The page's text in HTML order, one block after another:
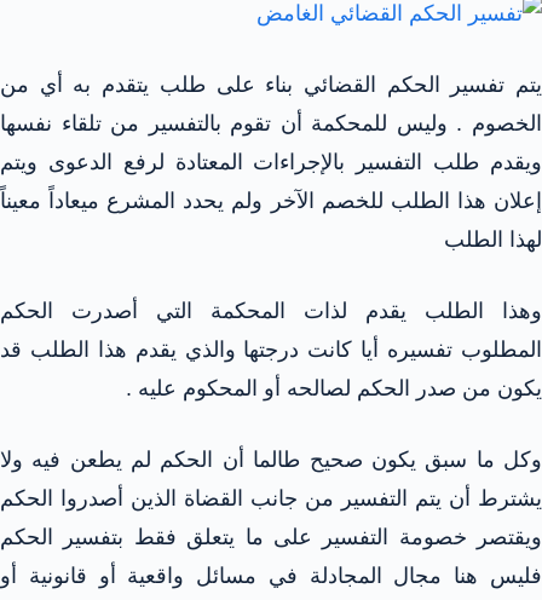
يتم تفسير الحكم القضائي بناء على طلب يتقدم به أي من
الخصوم . وليس للمحكمة أن تقوم بالتفسير من تلقاء نفسها
ويقدم طلب التفسير بالإجراءات المعتادة لرفع الدعوى ويتم
إعلان هذا الطلب للخصم الآخر ولم يحدد المشرع ميعاداً معيناً
لهذا الطلب
وهذا الطلب يقدم لذات المحكمة التي أصدرت الحكم
المطلوب تفسيره أيا كانت درجتها والذي يقدم هذا الطلب قد
يكون من صدر الحكم لصالحه أو المحكوم عليه .
وكل ما سبق يكون صحيح طالما أن الحكم لم يطعن فيه ولا
يشترط أن يتم التفسير من جانب القضاة الذين أصدروا الحكم
ويقتصر خصومة التفسير على ما يتعلق فقط بتفسير الحكم
فليس هنا مجال المجادلة في مسائل واقعية أو قانونية أو